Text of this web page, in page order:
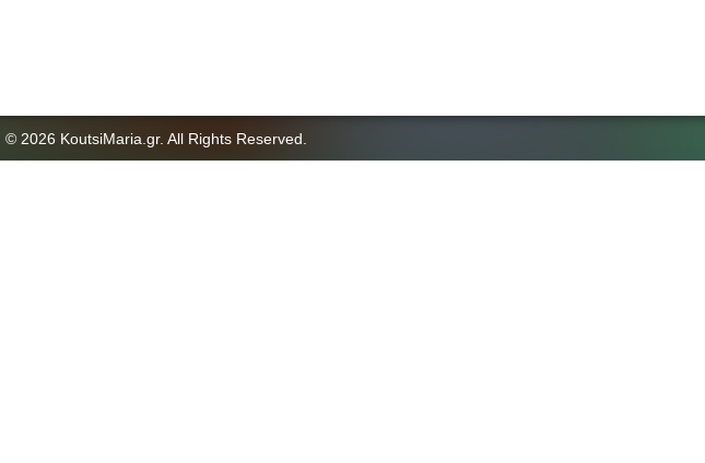
© 2026 KoutsiMaria.gr. All Rights Reserved.